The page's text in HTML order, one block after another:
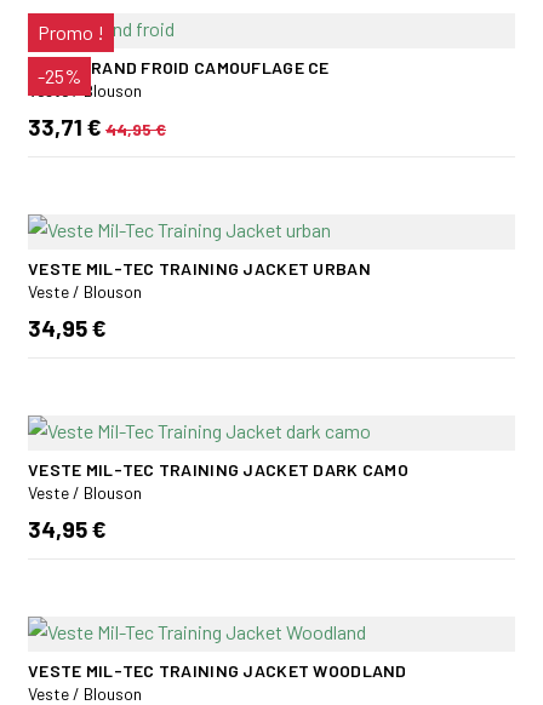
Promo !
-25%
GILET GRAND FROID CAMOUFLAGE CE
Veste / Blouson
33,71 € 44,95 €
VESTE MIL-TEC TRAINING JACKET URBAN
Veste / Blouson
34,95 €
VESTE MIL-TEC TRAINING JACKET DARK CAMO
Veste / Blouson
34,95 €
VESTE MIL-TEC TRAINING JACKET WOODLAND
Veste / Blouson